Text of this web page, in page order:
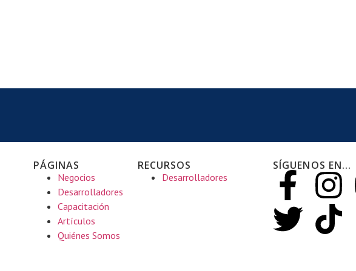
PÁGINAS
Negocios
Desarrolladores
Capacitación
Artículos
Quiénes Somos
RECURSOS
Desarrolladores
SÍGUENOS EN...